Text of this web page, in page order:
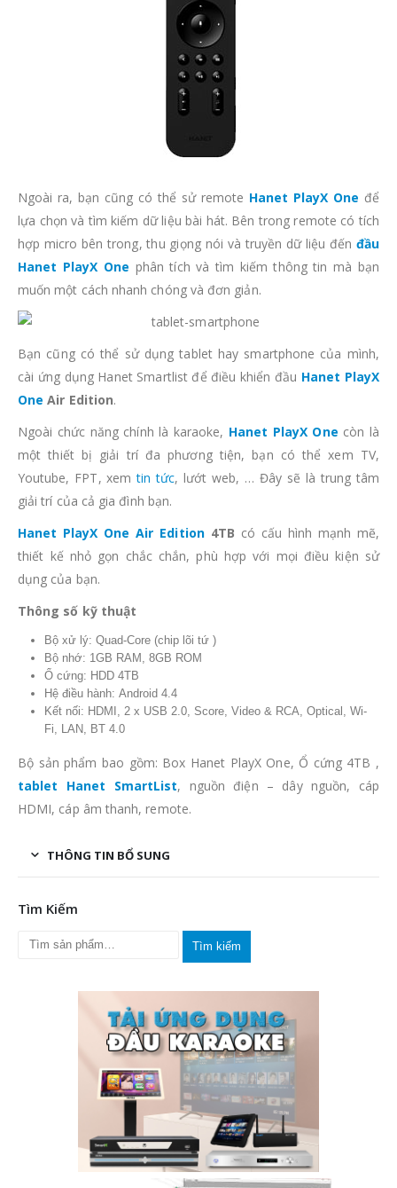
Ngoài ra, bạn cũng có thể sử remote Hanet PlayX One để
lựa chọn và tìm kiếm dữ liệu bài hát. Bên trong remote có tích
hợp micro bên trong, thu giọng nói và truyền dữ liệu đến đầu
Hanet PlayX One phân tích và tìm kiếm thông tin mà bạn
muốn một cách nhanh chóng và đơn giản.
Bạn cũng có thể sử dụng tablet hay smartphone của mình,
cài ứng dụng Hanet Smartlist để điều khiển đầu Hanet PlayX
One Air Edition.
Ngoài chức năng chính là karaoke, Hanet PlayX One còn là
một thiết bị giải trí đa phương tiện, bạn có thể xem TV,
Youtube, FPT, xemtin tức, lướt web, … Đây sẽ là trung tâm
giải trí của cả gia đình bạn.
Hanet PlayX One Air Edition 4TB có cấu hình mạnh mẽ,
thiết kế nhỏ gọn chắc chắn, phù hợp với mọi điều kiện sử
dụng của bạn.
Thông số kỹ thuật
Bộ xử lý: Quad-Core (chip lõi tứ )
Bộ nhớ: 1GB RAM, 8GB ROM
Ổ cứng: HDD 4TB
Hệ điều hành: Android 4.4
Kết nối: HDMI, 2 x USB 2.0, Score, Video & RCA, Optical, Wi-
Fi, LAN, BT 4.0
Bộ sản phẩm bao gồm: Box Hanet PlayX One, Ổ cứng 4TB ,
tablet Hanet SmartList, nguồn điện – dây nguồn, cáp
HDMI, cáp âm thanh, remote.
THÔNG TIN BỔ SUNG
Tìm Kiếm
Tìm kiếm